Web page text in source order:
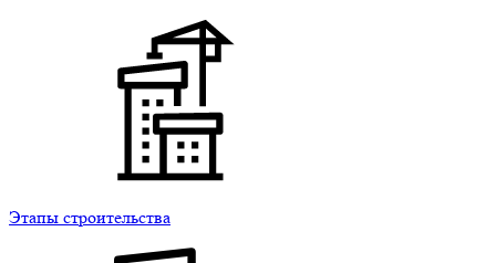
Этапы строительства